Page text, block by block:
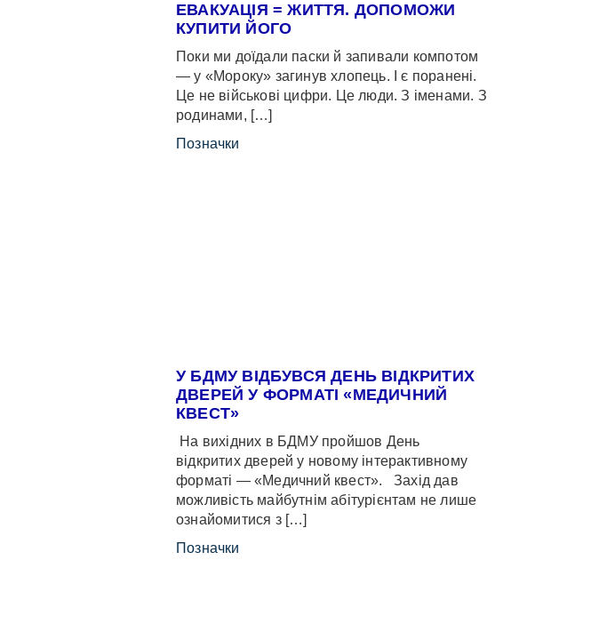
ЕВАКУАЦІЯ = ЖИТТЯ. ДОПОМОЖИ
КУПИТИ ЙОГО
Поки ми доїдали паски й запивали компотом
— у «Мороку» загинув хлопець. І є поранені.
Це не військові цифри. Це люди. З іменами. З
родинами, […]
Позначки
У БДМУ ВІДБУВСЯ ДЕНЬ ВІДКРИТИХ
ДВЕРЕЙ У ФОРМАТІ «МЕДИЧНИЙ
КВЕСТ»
На вихідних в БДМУ пройшов День
відкритих дверей у новому інтерактивному
форматі — «Медичний квест». Захід дав
можливість майбутнім абітурієнтам не лише
ознайомитися з […]
Позначки